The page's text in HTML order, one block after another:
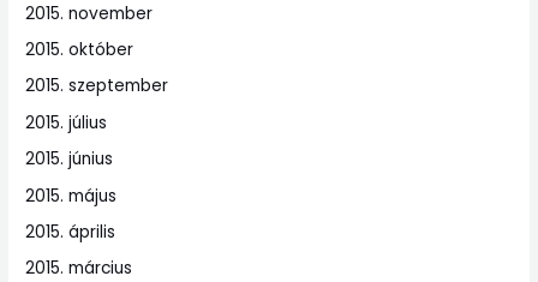
2015. november
2015. október
2015. szeptember
2015. július
2015. június
2015. május
2015. április
2015. március